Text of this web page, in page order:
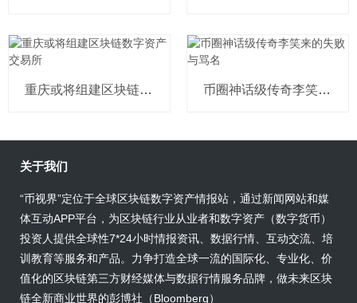
重庆或将组建区块链数字资产交易所 币圈神话级传奇李笑来的失败与骂名
关于我们
“币视界”定位于全球区块链数字资产情报站，通过新闻网站和媒
体互动APP平台，为区块链行业从业者和数字资产（数字货币）
投资人提供全球性7*24小时情报资讯、数据行情、互动交流、培
训教育等服务和产品。力争打造全球一流的国际化、专业化、价
值化的区块链第三方财经媒体与数据行情服务品牌，做未来区块
链全新商业世界的彭博社（Bloomberg）